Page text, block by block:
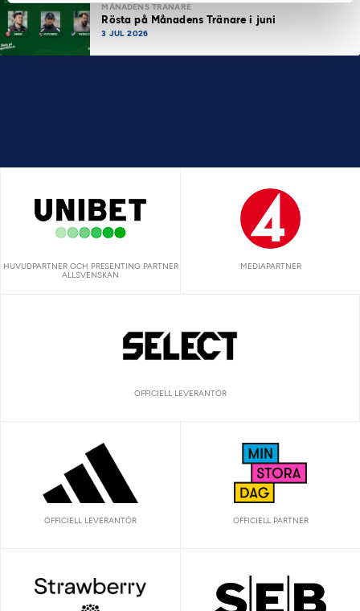
MÅNADENS TRÄNARE
Rösta på Månadens Tränare i juni
3 JUL 2026
HUVUDPARTNER OCH PRESENTING PARTNER
ALLSVENSKAN
MEDIAPARTNER
OFFICIELL LEVERANTÖR
OFFICIELL LEVERANTÖR OFFICIELL PARTNER